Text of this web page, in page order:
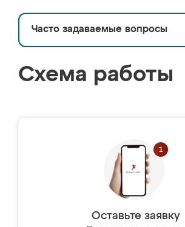
Часто задаваемые вопросы
Схема работы
Оставьте заявку